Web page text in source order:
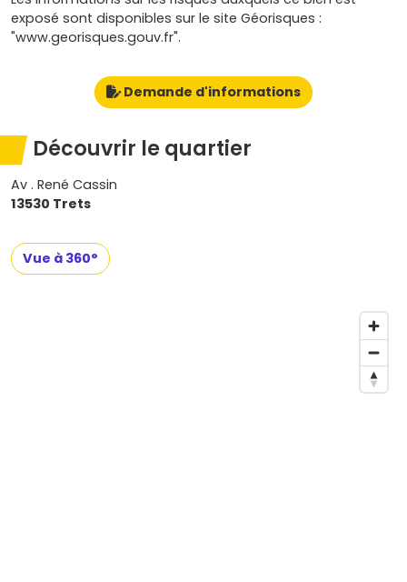
exposé sont disponibles sur le site Géorisques :
"www.georisques.gouv.fr".
Demande d'informations
Découvrir le quartier
Av . René Cassin
13530 Trets
Vue à 360°